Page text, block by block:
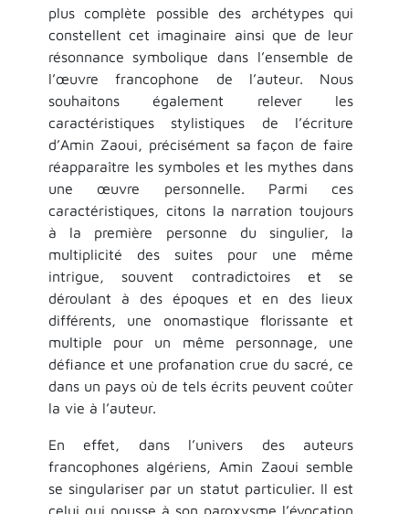
plus complète possible des archétypes qui
constellent cet imaginaire ainsi que de leur
résonnance symbolique dans l’ensemble de
l’œuvre francophone de l’auteur. Nous
souhaitons également relever les
caractéristiques stylistiques de l’écriture
d’Amin Zaoui, précisément sa façon de faire
réapparaître les symboles et les mythes dans
une œuvre personnelle. Parmi ces
caractéristiques, citons la narration toujours
à la première personne du singulier, la
multiplicité des suites pour une même
intrigue, souvent contradictoires et se
déroulant à des époques et en des lieux
différents, une onomastique florissante et
multiple pour un même personnage, une
défiance et une profanation crue du sacré, ce
dans un pays où de tels écrits peuvent coûter
la vie à l’auteur.
En effet, dans l’univers des auteurs
francophones algériens, Amin Zaoui semble
se singulariser par un statut particulier. Il est
celui qui pousse à son paroxysme l’évocation